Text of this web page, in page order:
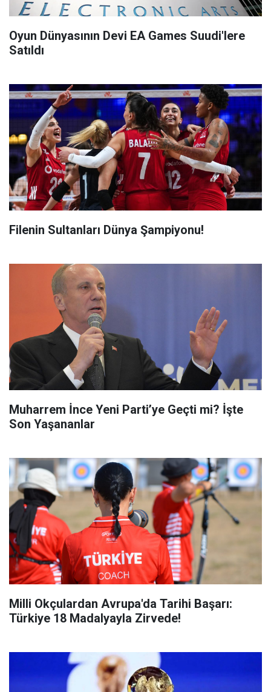
Oyun Dünyasının Devi EA Games Suudi'lere
Satıldı
Filenin Sultanları Dünya Şampiyonu!
Muharrem İnce Yeni Parti’ye Geçti mi? İşte
Son Yaşananlar
Milli Okçulardan Avrupa'da Tarihi Başarı:
Türkiye 18 Madalyayla Zirvede!